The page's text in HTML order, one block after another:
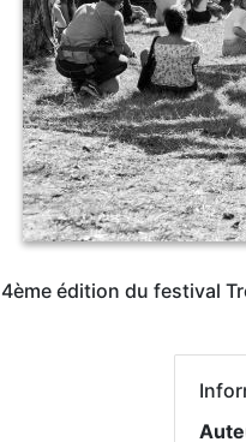
4ème édition du festival